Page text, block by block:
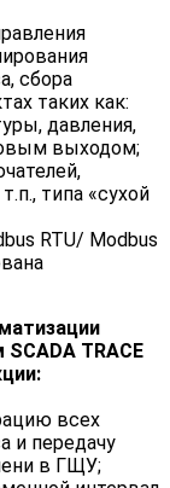
сбора
таких как:
давления,
выходом;
типа «cухой
RTU/ Modbus
TRACE
всех
и передачу
в ГЩУ;